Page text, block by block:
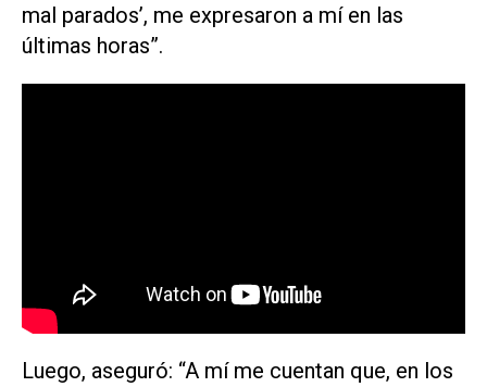
mal parados’, me expresaron a mí en las
últimas horas”.
Luego, aseguró: “A mí me cuentan que, en los